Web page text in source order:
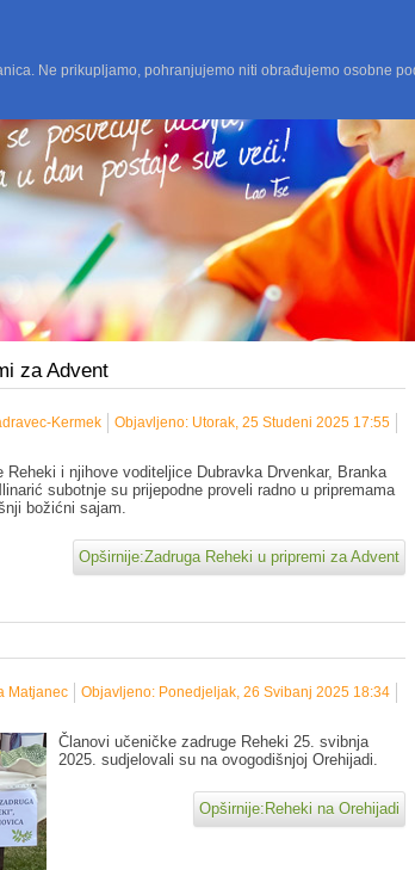
za Advent
Objavljeno: Utorak, 25 Studeni 2025 17:55
Kermek
Reheki i njihove voditeljice Dubravka Drvenkar, Branka
subotnje su prijepodne proveli radno u pripremama
božićni sajam.
Opširnije:Zadruga Reheki u pripremi za Advent
Objavljeno: Ponedjeljak, 26 Svibanj 2025 18:34
Matjanec
Članovi učeničke zadruge Reheki 25. svibnja
2025. sudjelovali su na ovogodišnjoj Orehijadi.
Opširnije:Reheki na Orehijadi
Ne prikupljamo, pohranjujemo niti obrađujemo osobne